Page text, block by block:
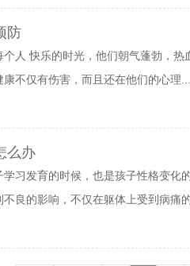
防
个人 快乐的时光，他们朝气蓬勃，
不仅有伤害，而且还在他们的心理...
么办
学习发育的时候，也是孩子性格变化
良的影响，不仅在躯体上受到病痛